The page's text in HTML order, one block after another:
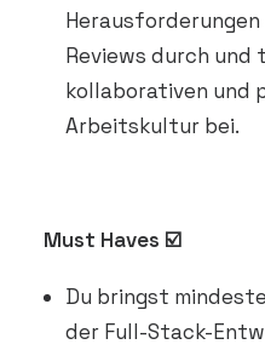
Reviews durch
kollaborativen und
Arbeitskultur bei.
Must Haves ☑️
Du bringst
der Full-Stack-